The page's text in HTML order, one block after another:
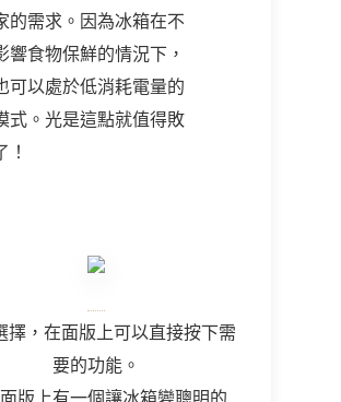
的需求。因為冰箱在不
響食物保鮮的情況下，
可以處於低消耗電量的
式。光是這點就值得敗
！
擇，在面版上可以直接按下需
要的功能。
版上有一個讓冰箱變聰明的